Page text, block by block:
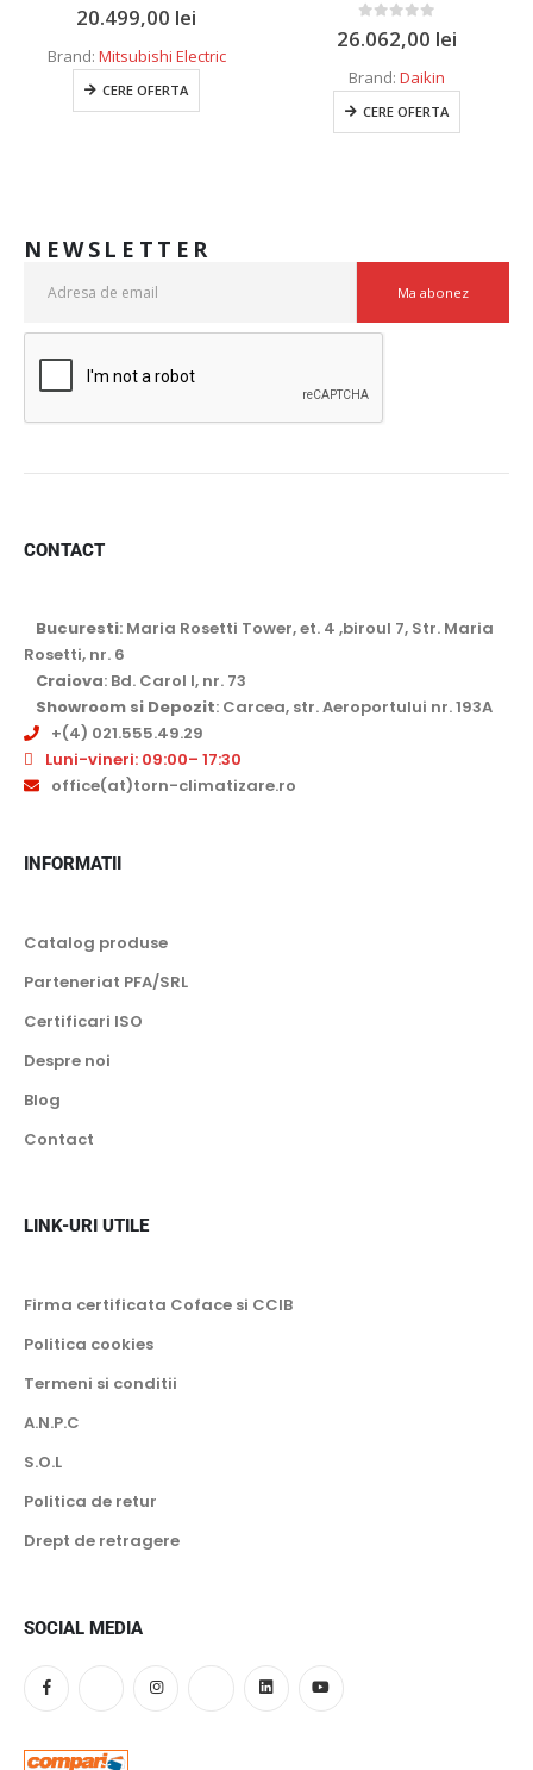
out of 5
20.499,00 lei
Brand: Mitsubishi Electric
CERE OFERTA
0 out of 5
26.062,00 lei
Brand: Daikin
CERE OFERTA
NEWSLETTER
CONTACT
Bucuresti: Maria Rosetti Tower, et. 4 ,biroul 7, Str. Maria
Rosetti, nr. 6
Craiova: Bd. Carol I, nr. 73
Showroom si Depozit: Carcea, str. Aeroportului nr. 193A
+(4) 021.555.49.29
Luni-vineri: 09:00– 17:30
office(at)torn-climatizare.ro
INFORMATII
Catalog produse
Parteneriat PFA/SRL
Certificari ISO
Despre noi
Blog
Contact
LINK-URI UTILE
Firma certificata Coface si CCIB
Politica cookies
Termeni si conditii
A.N.P.C
S.O.L
Politica de retur
Drept de retragere
SOCIAL MEDIA